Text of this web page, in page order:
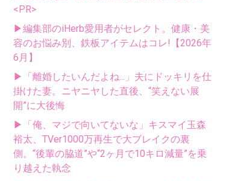
<PR>
▶編集部のiHerb愛用者がセレクト。健康・美
容のお悩み別、鉄板アイテムはコレ!【2026年
6月】
▶「離婚したいんだよね...」夫にドッキリを仕
掛けた妻。ニヤニヤした直後、“笑えない展
開”に大後悔
▶「俺、マジで向いてないな」キスマイ玉森
裕太、TVer1000万再生で大ブレイクの裏
側。“後輩の脇道”や“2ヶ月で10キロ減量”を乗
り越えた執念